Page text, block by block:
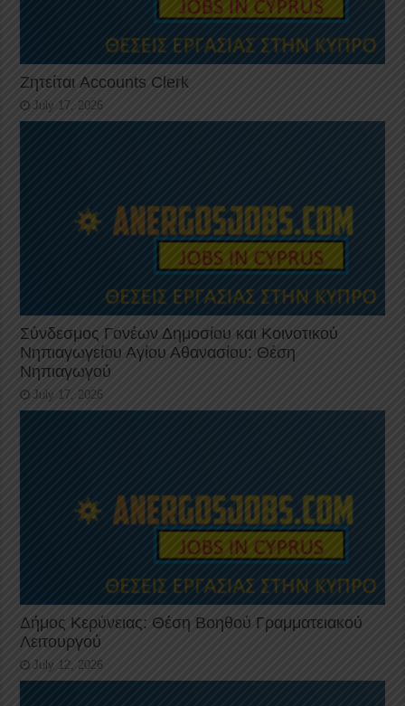
Ζητείται Accounts Clerk
July 17, 2026
Σύνδεσμος Γονέων Δημοσίου και Κοινοτικού
Νηπιαγωγείου Αγίου Αθανασίου: Θέση
Νηπιαγωγού
July 17, 2026
Δήμος Κερύνειας: Θέση Βοηθού Γραμματειακού
Λειτουργού
July 12, 2026